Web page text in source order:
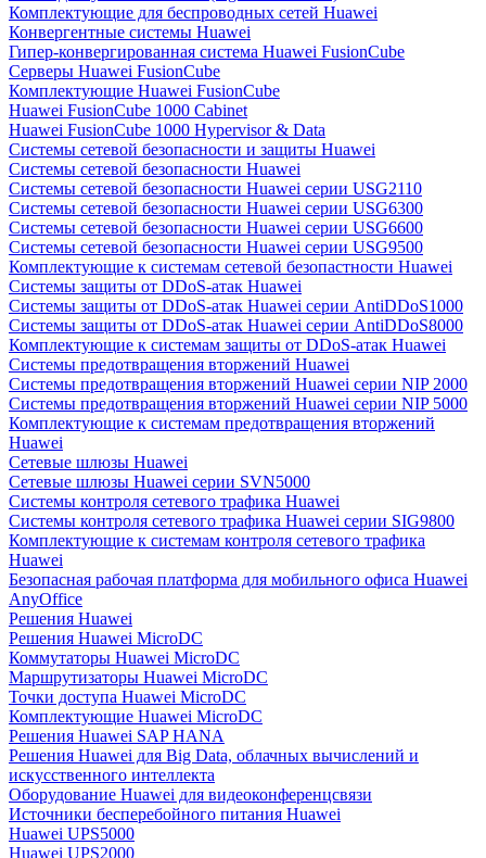
Комплектующие для беспроводных сетей Huawei
Конвергентные системы Huawei
Гипер-конвергированная система Huawei FusionCube
Серверы Huawei FusionCube
Комплектующие Huawei FusionCube
Huawei FusionCube 1000 Cabinet
Huawei FusionCube 1000 Hypervisor & Data
Системы сетевой безопасности и защиты Huawei
Системы сетевой безопасности Huawei
Системы сетевой безопасности Huawei серии USG2110
Системы сетевой безопасности Huawei серии USG6300
Системы сетевой безопасности Huawei серии USG6600
Системы сетевой безопасности Huawei серии USG9500
Комплектующие к системам сетевой безопастности Huawei
Системы защиты от DDoS-атак Huawei
Системы защиты от DDoS-атак Huawei серии AntiDDoS1000
Системы защиты от DDoS-атак Huawei серии AntiDDoS8000
Комплектующие к системам защиты от DDoS-атак Huawei
Системы предотвращения вторжений Huawei
Системы предотвращения вторжений Huawei серии NIP 2000
Системы предотвращения вторжений Huawei серии NIP 5000
Комплектующие к системам предотвращения вторжений
Huawei
Сетевые шлюзы Huawei
Сетевые шлюзы Huawei серии SVN5000
Системы контроля сетевого трафика Huawei
Системы контроля сетевого трафика Huawei серии SIG9800
Комплектующие к системам контроля сетевого трафика
Huawei
Безопасная рабочая платформа для мобильного офиса Huawei
AnyOffice
Решения Huawei
Решения Huawei MicroDC
Коммутаторы Huawei MicroDC
Маршрутизаторы Huawei MicroDC
Точки доступа Huawei MicroDC
Комплектующие Huawei MicroDC
Решения Huawei SAP HANA
Решения Huawei для Big Data, облачных вычислений и
искусственного интеллекта
Оборудование Huawei для видеоконференцсвязи
Источники бесперебойного питания Huawei
Huawei UPS5000
Huawei UPS2000